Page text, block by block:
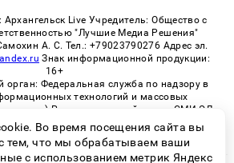
Live Учредитель: Общество с
"Лучшие Медиа Решения"
А. С. Тел.: +79023790276 Адрес эл.
Знак информационной продукции:
16+
орган: Федеральная служба по надзору в
технологий и массовых
Регистрационный номер СМИ ЭЛ
77 - 82533 от 21.01.2022
Во время посещения сайта вы
тем, что мы обрабатываем ваши
с использованием метрик Яндекс